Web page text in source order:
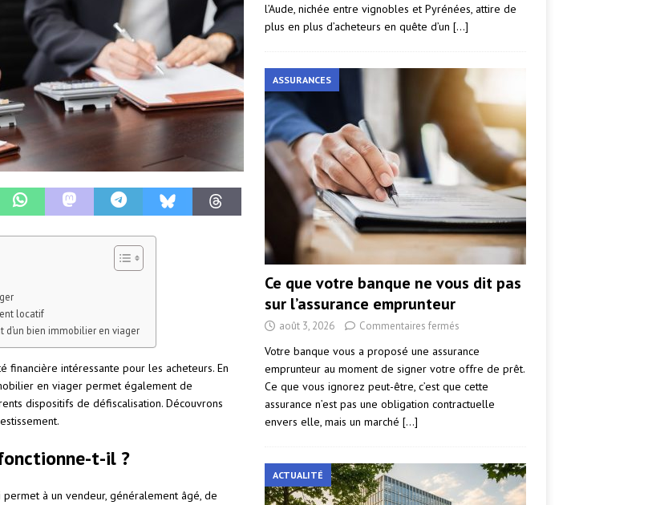
locatif
d’un bien immobilier en viager
intéressante pour les acheteurs. En
en viager permet également de
dispositifs de défiscalisation. Découvrons
t-il ?
à un vendeur, généralement âgé, de
l’Aude, nichée entre vignobles et Pyrénées, attire de
plus en plus d’acheteurs en quête d’un […]
ASSURANCES
Ce que votre banque ne vous dit pas
sur l’assurance emprunteur
août 3, 2026 Commentaires fermés
Votre banque vous a proposé une assurance
emprunteur au moment de signer votre offre de prêt.
Ce que vous ignorez peut-être, c’est que cette
assurance n’est pas une obligation contractuelle
envers elle, mais un marché […]
ACTUALITÉ